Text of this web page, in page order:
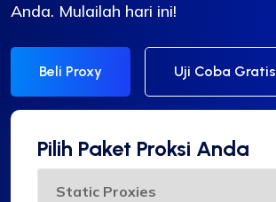
Anda. Mulailah hari ini!
Beli Proxy Uji Coba Gratis
Pilih Paket Proksi Anda